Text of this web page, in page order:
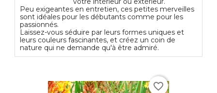
Peu exigeantes en entretien, ces petites merveilles
sont idéales pour les débutants comme pour les
passionnés.
Laissez-vous séduire par leurs formes uniques et
leurs couleurs fascinantes, et créez un coin de
nature qui ne demande qu'à être admiré.
favorite_border